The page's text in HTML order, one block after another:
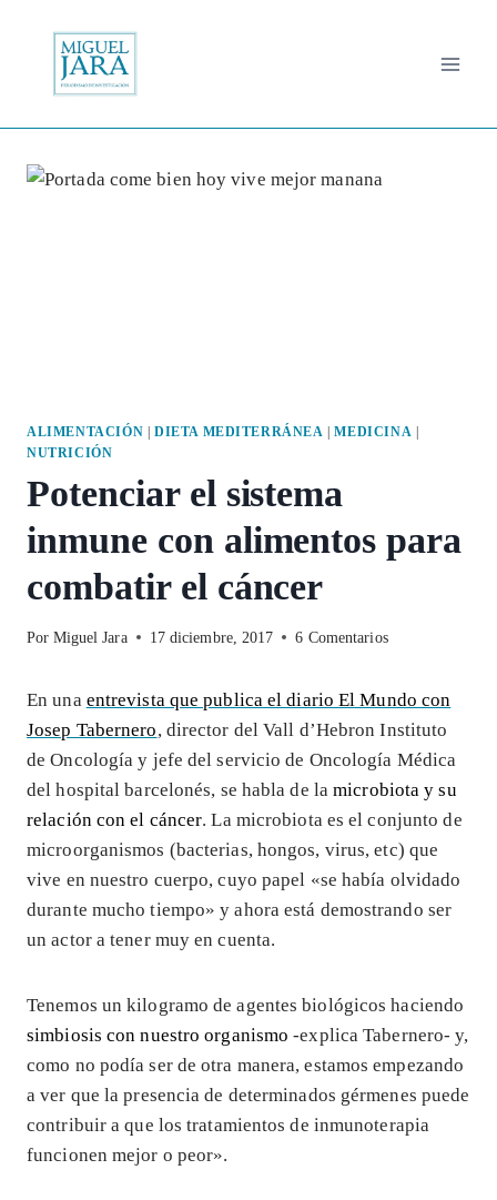
contenido
ALIMENTACIÓN DIETA MEDITERRÁNEA |MEDICINA
NUTRICIÓN
Potenciar el sistema
inmune con alimentos para
combatir el cáncer
Por Miguel Jara 17 diciembre, 2017 6 Comentarios
En una entrevista que publica el diario El Mundo con
Josep Tabernero, director del Vall d’Hebron Instituto
de Oncología y jefe del servicio de Oncología Médica
del hospital barcelonés, se habla de lamicrobiota y su
relación con el cáncer. La microbiota es el conjunto de
microorganismos (bacterias, hongos, virus, etc) que
vive en nuestro cuerpo, cuyo papel «se había olvidado
durante mucho tiempo» y ahora está demostrando ser
un actor a tener muy en cuenta.
Tenemos un kilogramo de agentes biológicos haciendo
simbiosis con nuestro organismo -explica Tabernero- y,
como no podía ser de otra manera, estamos empezando
a ver que la presencia de determinados gérmenes puede
contribuir a que los tratamientos de inmunoterapia
funcionen mejor o peor».